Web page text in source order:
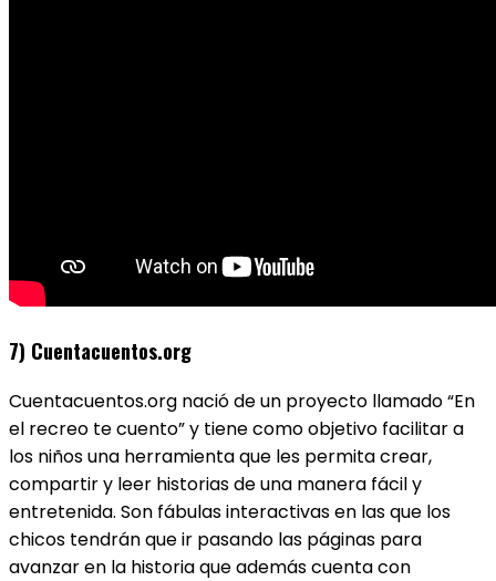
7) Cuentacuentos.org
Cuentacuentos.org nació de un proyecto llamado “En
el recreo te cuento” y tiene como objetivo facilitar a
los niños una herramienta que les permita crear,
compartir y leer historias de una manera fácil y
entretenida. Son fábulas interactivas en las que los
chicos tendrán que ir pasando las páginas para
avanzar en la historia que además cuenta con